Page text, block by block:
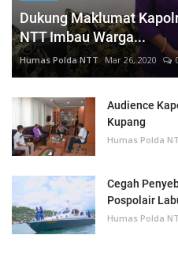
Dukung Maklumat
NTT Imbau Warga...
Humas Polda NTT Mar 26, 2020
Audience
Kupang
Humas Polda
Cegah
Pospolair
Humas Polda